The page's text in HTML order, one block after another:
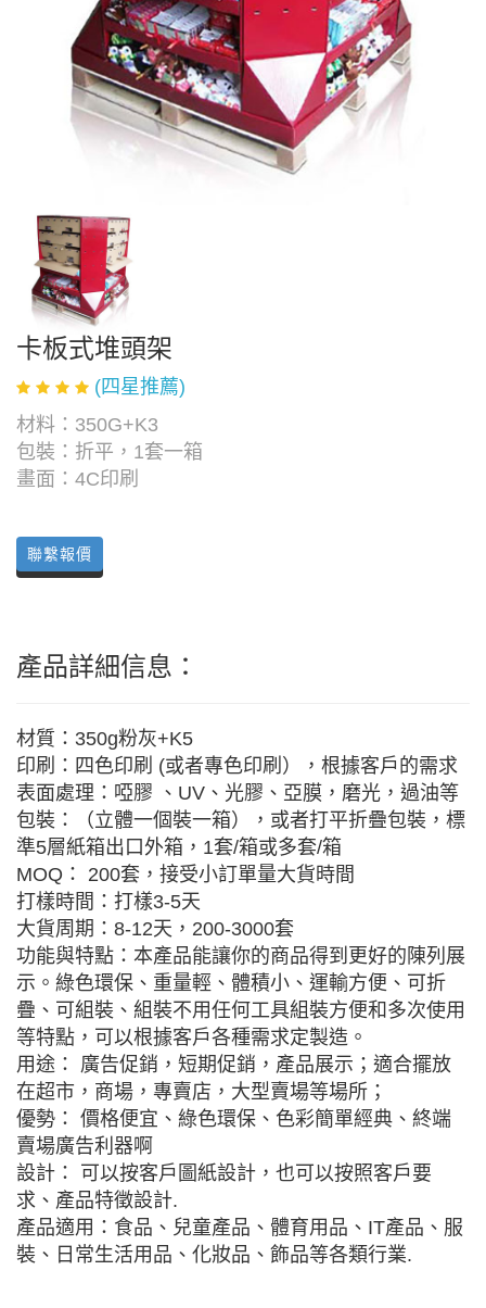
卡板式堆頭架
(四星推薦)
材料：350G+K3
包裝：折平，1套一箱
畫面：4C印刷
聯繫報價
產品詳細信息：
材質：350g粉灰+K5
印刷：四色印刷 (或者專色印刷），根據客戶的需求
表面處理：啞膠 、UV、光膠、亞膜，磨光，過油等
包裝：（立體一個裝一箱），或者打平折疊包裝，標
準5層紙箱出口外箱，1套/箱或多套/箱
MOQ： 200套，接受小訂單量大貨時間
打樣時間：打樣3-5天
大貨周期：8-12天，200-3000套
功能與特點：本產品能讓你的商品得到更好的陳列展
示。綠色環保、重量輕、體積小、運輸方便、可折
疊、可組裝、組裝不用任何工具組裝方便和多次使用
等特點，可以根據客戶各種需求定製造。
用途： 廣告促銷，短期促銷，產品展示；適合擺放
在超市，商場，專賣店，大型賣場等場所；
優勢： 價格便宜、綠色環保、色彩簡單經典、終端
賣場廣告利器啊
設計： 可以按客戶圖紙設計，也可以按照客戶要
求、產品特徵設計.
產品適用：食品、兒童產品、體育用品、IT產品、服
裝、日常生活用品、化妝品、飾品等各類行業.